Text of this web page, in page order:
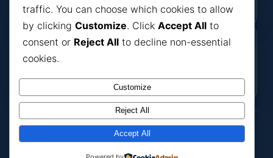
Kontakt
Korisni dokumenti
Dokumenti
Ako nešto ne možete pronaći, javite se putem
ZZJZ HNK
Zavod za javno zdravstvo
© ZZJZ HNK. Sva prava zadržana.
traffic. You can choose which cookies to allow
by clicking Customize. Click Accept All to
consent or Reject All to decline non-essential
cookies.
Customize
Reject All
Accept All